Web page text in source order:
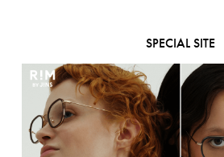
SPECIAL SITE